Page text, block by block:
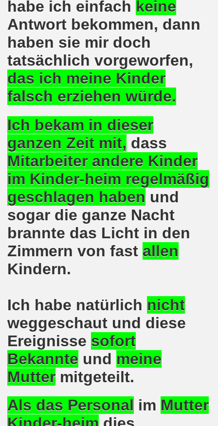
habe ich einfach keine
Antwort bekommen, dann
haben sie mir doch
tatsächlich vorgeworfen,
das ich meine Kinder
falsch erziehen würde.
Ich bekam in dieser
ganzen Zeit mit, dass
Mitarbeiter andere Kinder
im Kinder-heim regelmäßig
geschlagen haben und
sogar die ganze Nacht
brannte das Licht in den
Zimmern von fast allen
Kindern.
Ich habe natürlich nicht
weggeschaut und diese
Ereignisse sofort
Bekannte und meine
Mutter mitgeteilt.
Als das Personal im Mutter
Januar 2016 mit vielen brennenden Themen
am 11. Januar 2016 im Zeichen des Protests
sich ein Jahr nach der Werkschließung - Die
- der Anfang ist gemacht
Bewegung startet ins Jahr 2016
Bewegung solidarisch mit Vaillant-Belegschaft
Bewegung wendet sich entschieden gegen Politik der
bekräftigt Solidarität für den Kampf der
Gelsenkirchener Montagsdemo-Bewegung und muss
Bewegung wird im Zeichen des Protestes gegen
auf der bundesweiten Großdemonstration
der Opfer des Anschlags von Ankara
ruft auf zur 12. Herbstdemonstration am 10.
- drei Brennpunkte bei der 542. Gelsenkirchener
im Brennpunkt der 541. Gelsenkirchener
am 10. August 2015!
Kinder, die zum REBELL-Sommercamp 2015 fahren!
Gelsenkirchener Montagsdemo-Bewegung am 20. Juli